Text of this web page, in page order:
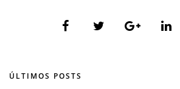
ÚLTIMOS POSTS